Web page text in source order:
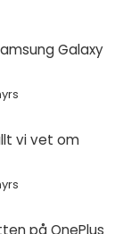
Galaxy
vi vet om
på OnePlus